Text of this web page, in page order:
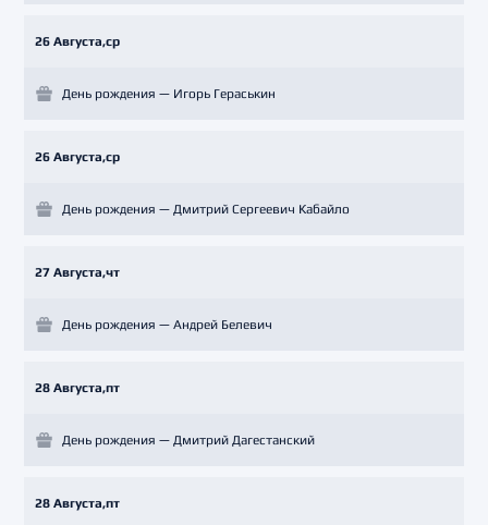
26 Августа,ср
День рождения — Игорь Гераськин
26 Августа,ср
День рождения — Дмитрий Сергеевич Кабайло
27 Августа,чт
День рождения — Андрей Белевич
28 Августа,пт
День рождения — Дмитрий Дагестанский
28 Августа,пт